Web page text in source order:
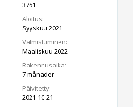
3761
Aloitus:
Syyskuu 2021
Valmistuminen:
Maaliskuu 2022
Rakennusaika:
7 månader
Päivitetty:
2021-10-21